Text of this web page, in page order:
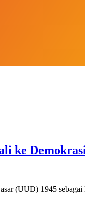
ke
(UUD) 1945